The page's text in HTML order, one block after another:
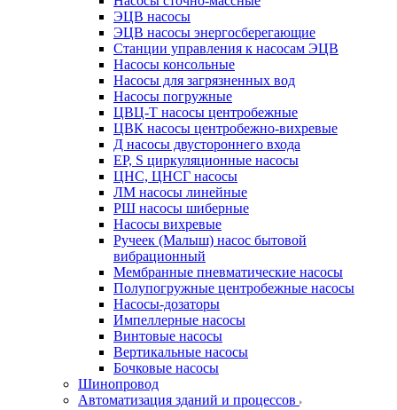
ЭЦВ насосы
ЭЦВ насосы энергосберегающие
Станции управления к насосам ЭЦВ
Насосы консольные
Насосы для загрязненных вод
Насосы погружные
ЦВЦ-Т насосы центробежные
ЦВК насосы центробежно-вихревые
Д насосы двустороннего входа
EP, S циркуляционные насосы
ЦНС, ЦНСГ насосы
ЛМ насосы линейные
РШ насосы шиберные
Насосы вихревые
Ручеек (Малыш) насос бытовой
вибрационный
Мембранные пневматические насосы
Полупогружные центробежные насосы
Насосы-дозаторы
Импеллерные насосы
Винтовые насосы
Вертикальные насосы
Бочковые насосы
Шинопровод
Автоматизация зданий и процессов